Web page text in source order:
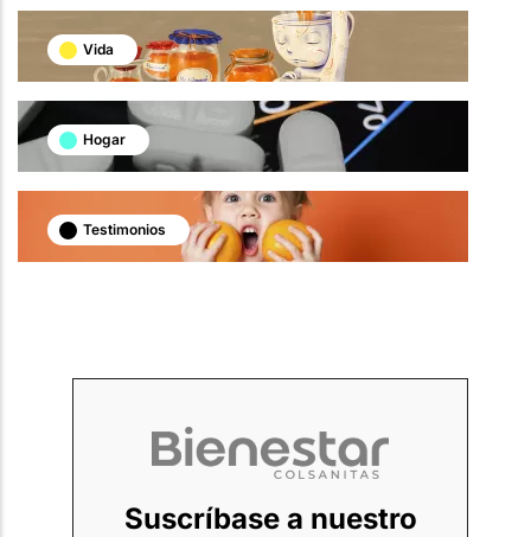
Vida
Hogar
Testimonios
Suscríbase a nuestro